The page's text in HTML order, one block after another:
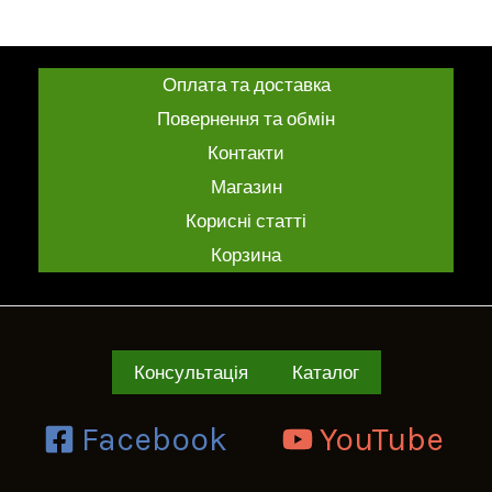
5
Оплата та доставка
Повернення та обмін
Контакти
Магазин
Корисні статті
Корзина
Консультація Каталог
Facebook YouTube